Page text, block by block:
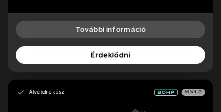
További információ
Érdeklődni
Átvételre kész MX1.2